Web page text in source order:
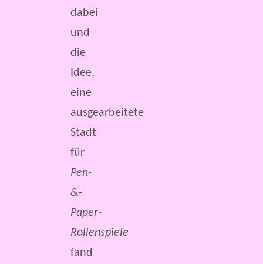
dabei
und
die
Idee,
eine
ausgearbeitete
Stadt
für
Pen-
&-
Paper-
Rollenspiele
fand